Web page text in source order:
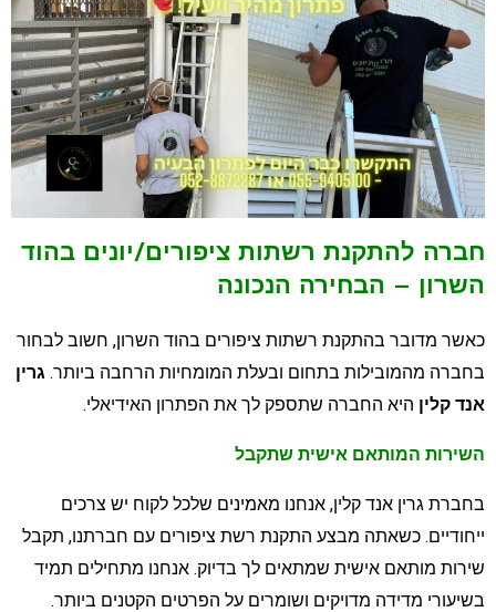
להתקנת רשתות ציפורים/יונים בהוד
– הבחירה הנכונה
מדובר בהתקנת רשתות ציפורים בהוד השרון, חשוב לבחור
מהמובילות בתחום ובעלת המומחיות הרחבה ביותר.גרין
קליןהיא החברה שתספק לך את הפתרון האידיאלי.
המותאם אישית שתקבל
גרין אנד קלין, אנחנו מאמינים שלכל לקוח יש צרכים
כשאתה מבצע התקנת רשת ציפורים עם חברתנו, תקבל
מותאם אישית שמתאים לך בדיוק. אנחנו מתחילים תמיד
מדידה מדויקים ושומרים על הפרטים הקטנים ביותר.